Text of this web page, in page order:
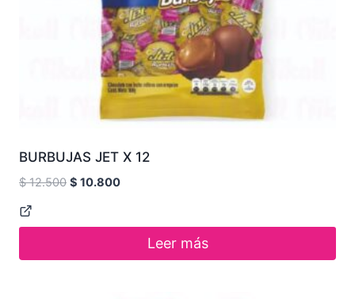
BURBUJAS JET X 12
$12.500 $ 10.800
Leer más